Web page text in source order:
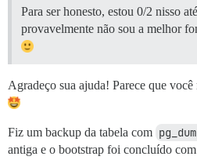
Para ser honesto, estou 0/2 nisso
provavelmente não sou a melhor
Agradeço sua ajuda! Parece que
Fiz um backup da tabela com
antiga e o bootstrap foi concluído com